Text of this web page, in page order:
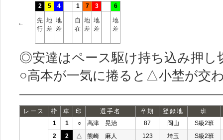
←
2
先
行
5
地
差
4
地
差
1
自
在
7
地
差
3
地
差
6
地
差
◎安達はペース駆け持ち込み押し
○高本が一気に捲ると△小埜が交
レース 枠 車 印 選手名 卒期 登録地 班
1 1 ○ 高津 晃治 87 岡山
S級2班
2
2 △ 熊崎 麻人 123 埼玉
S級2班